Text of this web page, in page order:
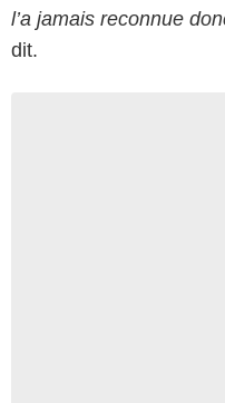
l’a jamais reconnue
dit.